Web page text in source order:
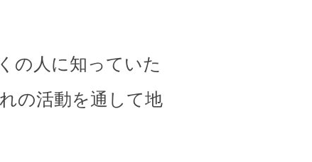
の人に知っていた
の活動を通して地